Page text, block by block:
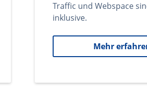
Traffic und Webspace
inklusive.
Mehr